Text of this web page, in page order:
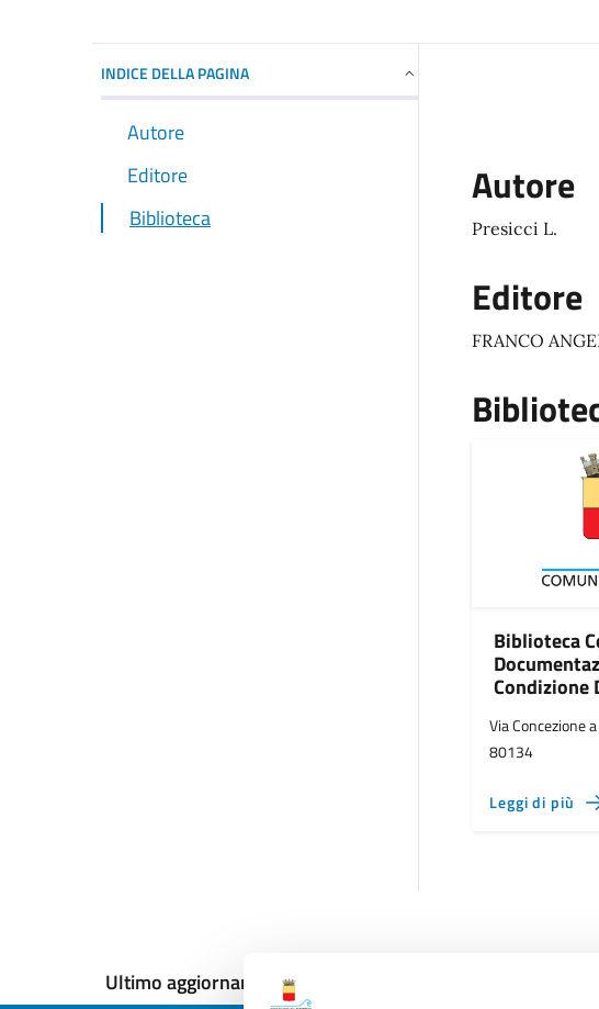
INDICE DELLA PAGINA
Autore
Editore
Biblioteca
Autore
Presicci L.
Editore
FRANCO
Biblioteca
Condizione
Via Concezione
80134
Leggi di più
Ultimo aggiornamento: